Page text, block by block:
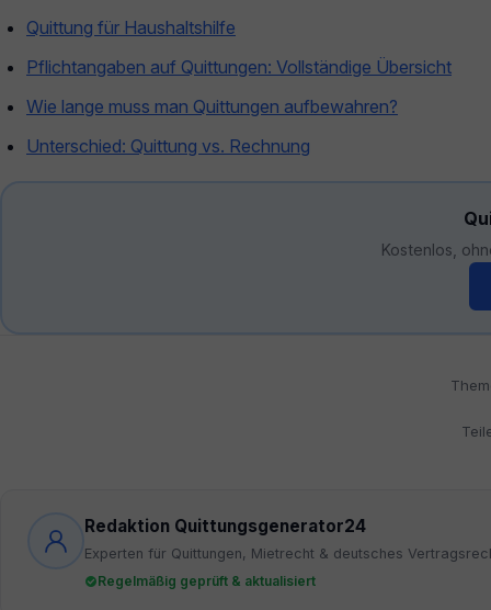
Quittung für Haushaltshilfe
Pflichtangaben auf Quittungen: Vollständige Übersicht
Wie lange muss man Quittungen aufbewahren?
Unterschied: Quittung vs. Rechnung
Kostenlos,
Redaktion Quittungsgenerator24
Experten für Quittungen, Mietrecht & deutsches
Regelmäßig geprüft & aktualisiert